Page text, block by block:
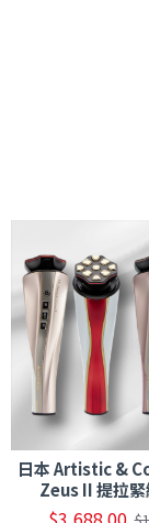
日本 Artistic &
Zeus II 提拉